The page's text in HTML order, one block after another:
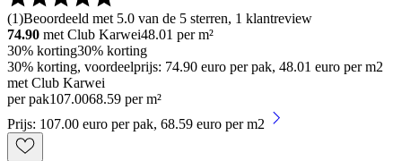
(1)Beoordeeld met 5.0 van de 5 sterren, 1 klantreview
74.90 met Club Karwei48.01 per m²
30% korting30% korting
30% korting, voordeelprijs: 74.90 euro per pak, 48.01 euro per m2
met Club Karwei
per pak107.0068.59 per m²
Prijs: 107.00 euro per pak, 68.59 euro per m2